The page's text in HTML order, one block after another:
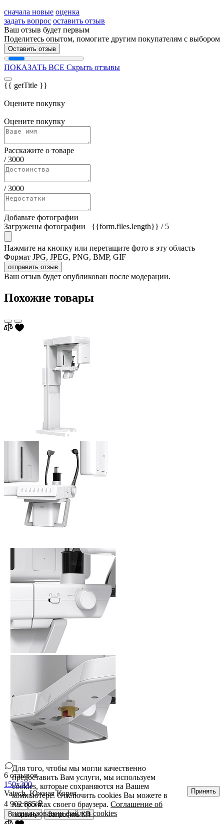
сначала новые оценка
задать вопрос оставить отзыв
Ваш отзыв будет первым
Поделитесь опытом, помогите другим покупателям с выбором
Оставить отзыв
ПОКАЗАТЬ ВСЕ Скрыть отзывы
{{ getTitle }}
Оцените покупку
Оцените покупку
Расскажите о товаре
/3000
/3000
Добавьте фотографии
Загружены фотографии
{{form.files.length}} / 5
Нажмите на кнопку или перетащите фото в эту область
Формат JPG, JPEG, PNG, BMP, GIF
отправить отзыв
Ваш отзыв будет опубликован после модерации.
Похожие товары
6 отзывов
150х300
Vatech,Южная Корея
4 902 885 ₽
В корзину Запросить КП
Для того, чтобы мы могли качественно
предоставить Вам услуги, мы используем
cookies, которые сохраняются на Вашем
компьютере. Отключить cookies Вы можете в
настройках своего браузера.Соглашение об
использовании файлов cookies
Принять